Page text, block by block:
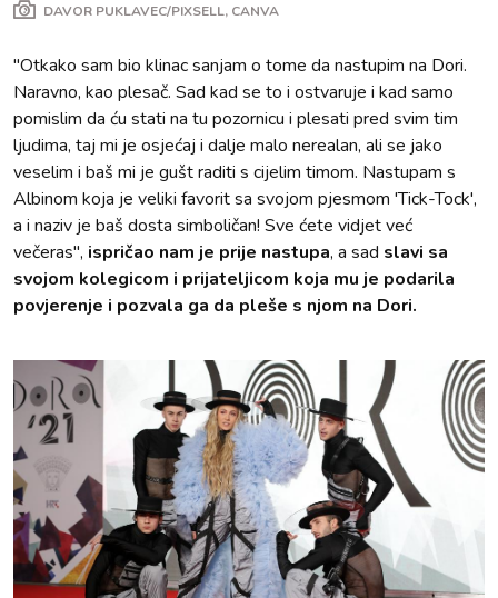
DAVOR PUKLAVEC/PIXSELL, CANVA
"Otkako sam bio klinac sanjam o tome da nastupim na Dori.
Naravno, kao plesač. Sad kad se to i ostvaruje i kad samo
pomislim da ću stati na tu pozornicu i plesati pred svim tim
ljudima, taj mi je osjećaj i dalje malo nerealan, ali se jako
veselim i baš mi je gušt raditi s cijelim timom. Nastupam s
Albinom koja je veliki favorit sa svojom pjesmom 'Tick-Tock',
a i naziv je baš dosta simboličan! Sve ćete vidjet već
večeras", ispričao nam je prije nastupa, a sad slavi sa
svojom kolegicom i prijateljicom koja mu je podarila
povjerenje i pozvala ga da pleše s njom na Dori.